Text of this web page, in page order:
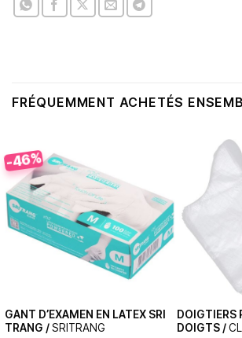
FRÉQUEMMENT ACHETÉS
-46%
GANT D’EXAMEN EN LATEX SRI
TRANG /SRITRANG
DOIGTIERS
DOIGTS /